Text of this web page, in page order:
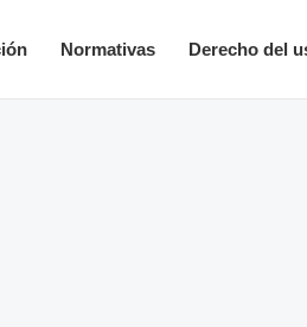
Normativas Derecho del